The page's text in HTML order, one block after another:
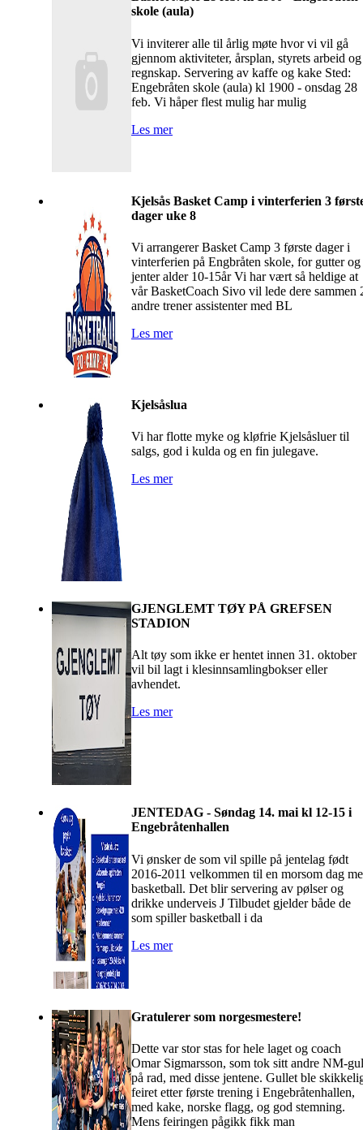
skole (aula)
Vi inviterer alle til årlig møte hvor vi vil gå
gjennom aktiviteter, årsplan, styrets arbeid og
regnskap. Servering av kaffe og kake Sted:
Engebråten skole (aula) kl 1900 - onsdag 28
feb. Vi håper flest mulig har mulig
Les mer
Kjelsås Basket Camp i vinterferien 3
dager uke 8
Vi arrangerer Basket Camp 3 første dager i
vinterferien på Engbråten skole, for gutter og
jenter alder 10-15år Vi har vært så heldige at
vår BasketCoach Sivo vil lede dere sammen
andre trener assistenter med BL
Les mer
Kjelsåslua
Vi har flotte myke og kløfrie Kjelsåsluer til
salgs, god i kulda og en fin julegave.
Les mer
GJENGLEMT TØY PÅ GREFSEN
STADION
Alt tøy som ikke er hentet innen 31. oktober
vil bil lagt i klesinnsamlingbokser eller
avhendet.
Les mer
JENTEDAG - Søndag 14. mai kl 12-15 i
Engebråtenhallen
Vi ønsker de som vil spille på jentelag født
2016-2011 velkommen til en morsom dag
basketball. Det blir servering av pølser og
drikke underveis J Tilbudet gjelder både de
som spiller basketball i da
Les mer
Gratulerer som norgesmestere!
Dette var stor stas for hele laget og coach
Omar Sigmarsson, som tok sitt andre NM-
på rad, med disse jentene. Gullet ble
feiret etter første trening i Engebråtenhallen,
med kake, norske flagg, og god stemning.
Mens feiringen pågikk fikk man